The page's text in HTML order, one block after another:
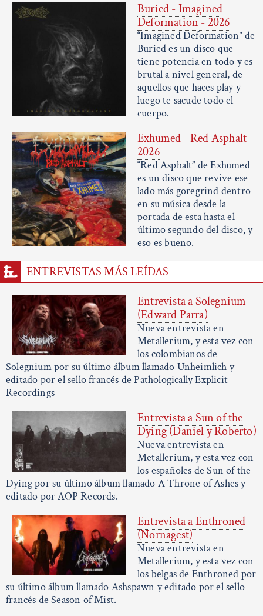
Buried - Imagined
Deformation - 2026
“Imagined Deformation” de
Buried es un disco que
tiene potencia en todo y es
brutal a nivel general, de
aquellos que haces play y
luego te sacude todo el
cuerpo.
Exhumed - Red Asphalt -
2026
“Red Asphalt” de Exhumed
es un disco que revive ese
lado más goregrind dentro
en su música desde la
portada de esta hasta el
último segundo del disco, y
eso es bueno.
ENTREVISTAS MÁS LEÍDAS
Entrevista a Solegnium
(Edward Parra)
Nueva entrevista en
Metallerium, y esta vez con
los colombianos de
Solegnium por su último álbum llamado Unheimlich y
editado por el sello francés de Pathologically Explicit
Recordings
Entrevista a Sun of the
Dying (Daniel y Roberto)
Nueva entrevista en
Metallerium, y esta vez con
los españoles de Sun of the
Dying por su último álbum llamado A Throne of Ashes y
editado por AOP Records.
Entrevista a Enthroned
(Nornagest)
Nueva entrevista en
Metallerium, y esta vez con
los belgas de Enthroned por
su último álbum llamado Ashspawn y editado por el sello
francés de Season of Mist.